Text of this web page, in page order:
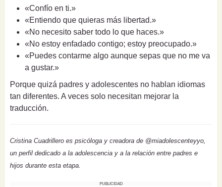
«Confío en ti.»
«Entiendo que quieras más libertad.»
«No necesito saber todo lo que haces.»
«No estoy enfadado contigo; estoy preocupado.»
«Puedes contarme algo aunque sepas que no me va
a gustar.»
Porque quizá padres y adolescentes no hablan idiomas
tan diferentes. A veces solo necesitan mejorar la
traducción.
Cristina Cuadrillero es psicóloga y creadora de @miadolescenteyyo,
un perfil dedicado a la adolescencia y a la relación entre padres e
hijos durante esta etapa.
PUBLICIDAD